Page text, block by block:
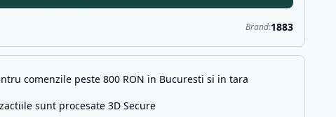
Brand:1883
comenzile peste 800 RON in Bucuresti si in tara
sunt procesate 3D Secure